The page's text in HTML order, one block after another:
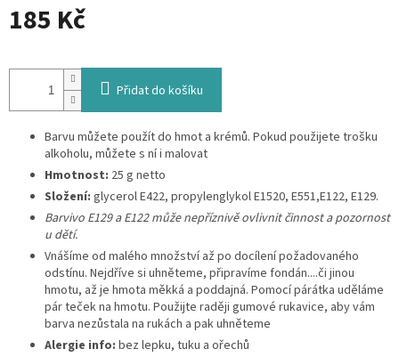
185 Kč
cena:
Přidat do košíku
Barvu můžete použít do hmot a krémů. Pokud použijete trošku
alkoholu, můžete s ní i malovat
Hmotnost: 25 g netto
Složení: glycerol E422, propylenglykol E1520, E551,E122, E129.
Barvivo E129 a E122 může nepříznivě ovlivnit činnost a pozornost
u dětí.
Vnášíme od malého množství až po docílení požadovaného
odstínu. Nejdříve si uhněteme, připravíme fondán....či jinou
hmotu, až je hmota měkká a poddajná. Pomocí párátka uděláme
pár teček na hmotu. Použijte raději gumové rukavice, aby vám
barva nezůstala na rukách a pak uhněteme
Alergie info: bez lepku, tuku a ořechů